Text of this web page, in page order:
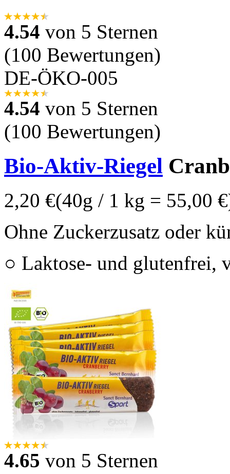
4.54 von 5 Sternen
(100 Bewertungen)
DE-ÖKO-005
4.54 von 5 Sternen
(100 Bewertungen)
Bio-Aktiv-Riegel
2,20 €(40g / 1 kg = 55,00
Ohne Zuckerzusatz oder
○ Laktose- und glutenfrei,
4.65 von 5 Sternen